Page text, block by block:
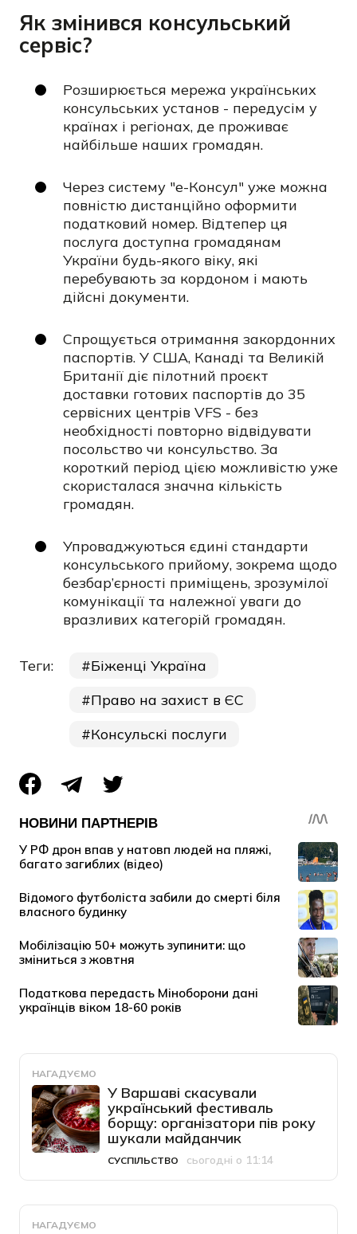
Як змінився консульський
сервіс?
Розширюється мережа українських
консульських установ - передусім у
країнах і регіонах, де проживає
найбільше наших громадян.
Через систему "е-Консул" уже можна
повністю дистанційно оформити
податковий номер. Відтепер ця
послуга доступна громадянам
України будь-якого віку, які
перебувають за кордоном і мають
дійсні документи.
Спрощується отримання закордонних
паспортів. У США, Канаді та Великій
Британії діє пілотний проєкт
доставки готових паспортів до 35
сервісних центрів VFS - без
необхідності повторно відвідувати
посольство чи консульство. За
короткий період цією можливістю уже
скористалася значна кількість
громадян.
Упроваджуються єдині стандарти
консульського прийому, зокрема щодо
безбар’єрності приміщень, зрозумілої
комунікації та належної уваги до
вразливих категорій громадян.
Теги:
Біженці Україна
Право на захист в ЄС
Консульскі послуги
НАГАДУЄМО
У Варшаві скасували
український фестиваль
борщу: організатори пів року
шукали майданчик
Категорія
СУСПІЛЬСТВО
Дата публікаціїсьогодні о 11:14
НАГАДУЄМО